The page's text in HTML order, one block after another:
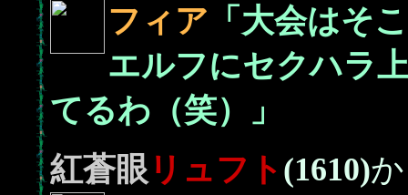
フィア 「大会はそ
エルフにセクハラ
てるわ（笑）」
紅蒼眼 リュフト (1610)